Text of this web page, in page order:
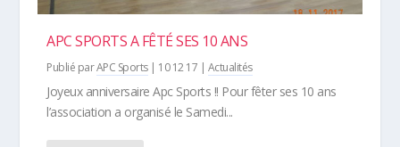
APC SPORTS A FÊTÉ SES 10 ANS
Publié parAPC Sports| 10 12 17 | Actualités
Joyeux anniversaire Apc Sports !! Pour fêter ses 10 ans
l’association a organisé le Samedi...